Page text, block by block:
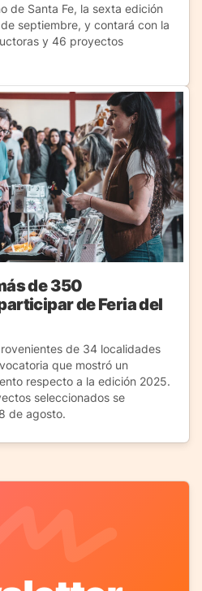
de Santa Fe, la sexta edición
septiembre, y contará con la
y 46 proyectos
de 350
de Feria del
de 34 localidades
que mostró un
respecto a la edición 2025.
seleccionados se
de agosto.